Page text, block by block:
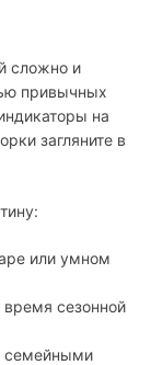
сложно и
привычных
на
загляните в
или умном
сезонной
семейными